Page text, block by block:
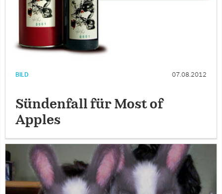
BILD 07.08.2012
Sündenfall für Most of
Apples